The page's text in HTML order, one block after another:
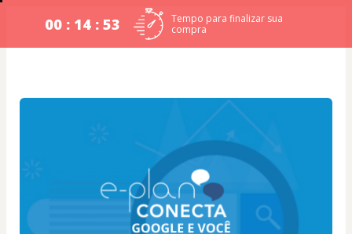
00 : 14 : 52
Tempo para finalizar sua
compra